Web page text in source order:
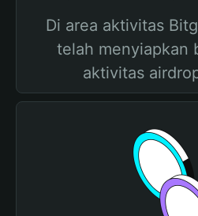
Di area aktivitas
telah menyiapkan
aktivitas